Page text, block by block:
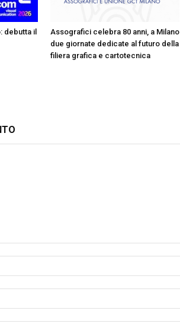
debutta il
Assografici celebra 80 anni, a Milano
due giornate dedicate al futuro della
filiera grafica e cartotecnica